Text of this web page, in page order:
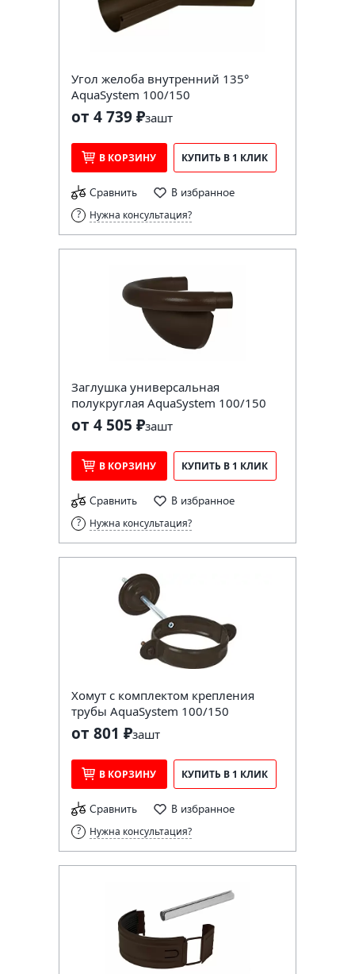
Угол желоба внутренний 135°
AquaSystem 100/150
от 4 739 ₽зашт
В КОРЗИНУ КУПИТЬ В 1 КЛИК
Сравнить В избранное
Нужна консультация?
Заглушка универсальная
полукруглая AquaSystem 100/150
от 4 505 ₽зашт
В КОРЗИНУ КУПИТЬ В 1 КЛИК
Сравнить В избранное
Нужна консультация?
Хомут с комплектом крепления
трубы AquaSystem 100/150
от 801 ₽зашт
В КОРЗИНУ КУПИТЬ В 1 КЛИК
Сравнить В избранное
Нужна консультация?